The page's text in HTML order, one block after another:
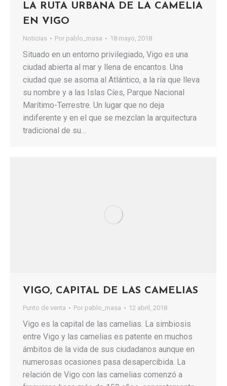
LA RUTA URBANA DE LA CAMELIA
EN VIGO
Noticias Por pablo_masa 18 mayo, 2018
Situado en un entorno privilegiado, Vigo es una
ciudad abierta al mar y llena de encantos. Una
ciudad que se asoma al Atlántico, a la ría que lleva
su nombre y a las Islas Cíes, Parque Nacional
Marítimo-Terrestre. Un lugar que no deja
indiferente y en el que se mezclan la arquitectura
tradicional de su…
VIGO, CAPITAL DE LAS CAMELIAS
Punto de venta Por pablo_masa 12 abril, 2018
Vigo es la capital de las camelias. La simbiosis
entre Vigo y las camelias es patente en muchos
ámbitos de la vida de sus ciudadanos aunque en
numerosas ocasiones pasa desapercibida. La
relación de Vigo con las camelias comenzó a